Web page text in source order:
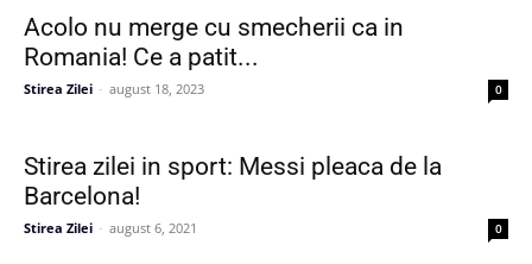
Acolo nu merge cu smecherii ca in
Romania! Ce a patit...
Stirea Zilei - august 18, 2023 0
Stirea zilei in sport: Messi pleaca de la
Barcelona!
Stirea Zilei - august 6, 2021 0